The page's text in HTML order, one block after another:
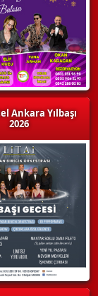
Ankara Yılbaşı
2026